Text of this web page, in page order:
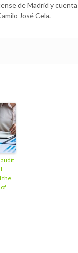
de Madrid y cuenta
José Cela.
the